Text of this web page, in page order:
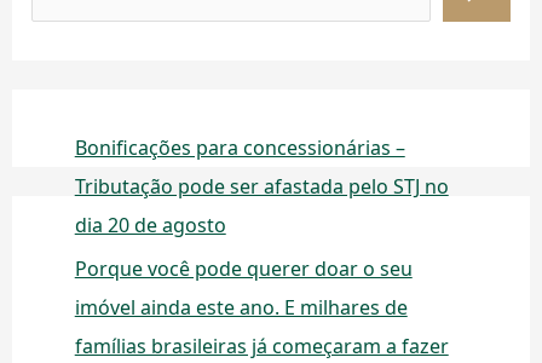
Bonificações para concessionárias –
Tributação pode ser afastada pelo STJ no
dia 20 de agosto
Porque você pode querer doar o seu
imóvel ainda este ano. E milhares de
famílias brasileiras já começaram a fazer